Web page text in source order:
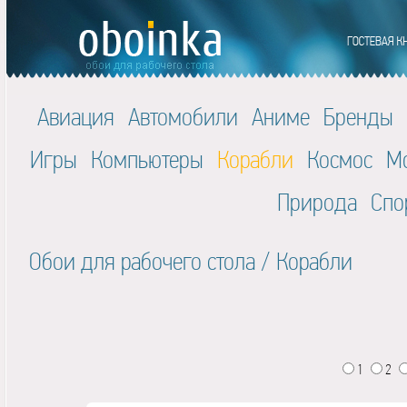
Авиация Автомобили Аниме Бренды
Игры Компьютеры Корабли Космос
Природа
Обои для рабочего стола / Корабли
1 2